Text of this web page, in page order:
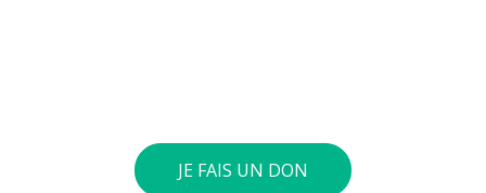
JE FAIS UN DON